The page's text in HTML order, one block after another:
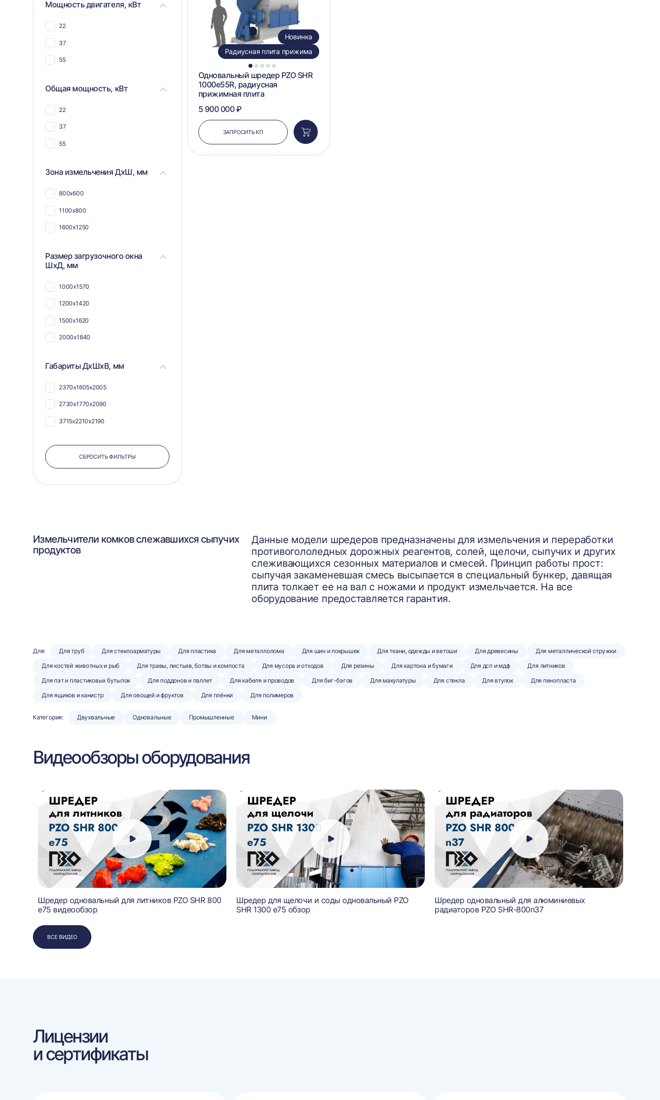
Для дсп и мдф
компоста
Для овощей и фруктов
Для стеклоарматуры
Мощность двигателя, кВт
22
37
55
Общая мощность, кВт
22
37
55
Зона измельчения ДхШ, мм
800х600
1100х800
1600х1250
Размер загрузочного окна
ШхД, мм
1000х1570
1200х1420
1500х1620
2000х1840
Габариты ДхШхВ, мм
2370х1605х2005
2730х1770х2090
3715х2210х2190
СБРОСИТЬ ФИЛЬТРЫ
1 2 3 4 5
Новинка
Радиусная плита прижима
Одновальный шредер PZO SHR
1000e55R, радиусная
прижимная плита
5 900 000 ₽
ЗАПРОСИТЬ КП
Добавить
в
корзину
Измельчители комков слежавшихся сыпучих
продуктов
Данные модели шредеров предназначены для измельчения и переработки
противогололедных дорожных реагентов, солей, щелочи, сыпучих и других
слеживающихся сезонных материалов и смесей. Принцип работы прост:
сыпучая закаменевшая смесь высыпается в специальный бункер, давящая
плита толкает ее на вал с ножами и продукт измельчается. На все
оборудование предоставляется гарантия.
Для: Для труб Для стеклоарматуры Для пластика Для металлолома Для шин и покрышек Для ткани, одежды и ветоши Для древесины
Для металлической стружки
Для костей животных и рыб
Для травы, листьев, ботвы и компоста Для мусора и отходов Для резины Для картона и бумаги Для дсп и мдф
Для литников
Для пэт и пластиковых бутылок
Для поддонов и паллет Для кабеля и проводов Для биг-бэгов Для макулатуры Для стекла Для втулок
Для пенопласта
Для ящиков и канистр
Для овощей и фруктов Для плёнки Для полимеров
Категория: Двухвальные Одновальные Промышленные Мини
Видеообзоры оборудования
Шредер одновальный для литников PZO SHR 800
e75 видеообзор
Шредер для щелочи и соды одновальный PZO
SHR 1300 е75 обзор
Шредер одновальный для алюминиевых
радиаторов PZO SHR-800n37
ВСЕ ВИДЕО
Лицензии
и сертификаты